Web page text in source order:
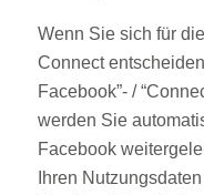
Wenn Sie sich für
Connect
Facebook”- /
werden Sie
Facebook
Ihren